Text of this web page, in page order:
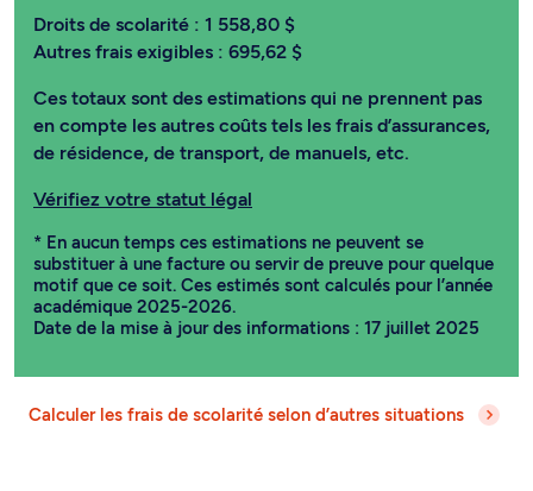
Droits de scolarité : 1 558,80 $
Autres frais exigibles : 695,62 $
Ces totaux sont des estimations qui ne prennent pas
en compte les autres coûts tels les frais d’assurances,
de résidence, de transport, de manuels, etc.
Vérifiez votre statut légal
* En aucun temps ces estimations ne peuvent se
substituer à une facture ou servir de preuve pour quelque
motif que ce soit. Ces estimés sont calculés pour l’année
académique 2025-2026.
Date de la mise à jour des informations : 17 juillet 2025
Calculer les frais de scolarité selon d’autres situations